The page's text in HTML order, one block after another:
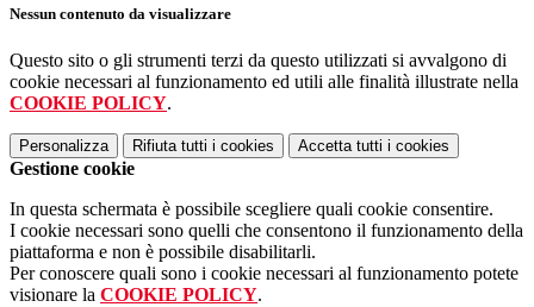
Nessun contenuto da visualizzare
Questo sito o gli strumenti terzi da questo utilizzati si avvalgono di
cookie necessari al funzionamento ed utili alle finalità illustrate nella
COOKIE POLICY.
Personalizza Rifiuta tutti i cookies Accetta tutti i cookies
Gestione cookie
In questa schermata è possibile scegliere quali cookie consentire.
I cookie necessari sono quelli che consentono il funzionamento della
piattaforma e non è possibile disabilitarli.
Per conoscere quali sono i cookie necessari al funzionamento potete
visionare la COOKIE POLICY.